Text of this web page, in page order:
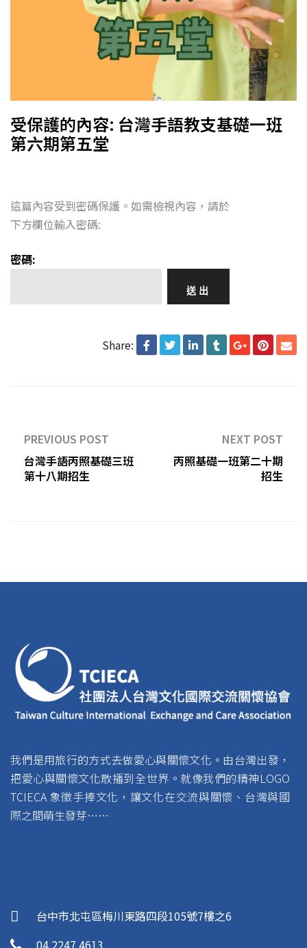
受保護的內容: 台灣手語教支基礎一班
第六期第五堂
這篇內容受到密碼保護。如需檢視內容，請於
下方欄位輸入密碼:
密碼:
Share:
PREVIOUS POST
台灣手語丙照基礎三班
第十八期招生
NEXT POST
丙照基礎一班第二十期
招生
我們是用旅行的方式去做愛心與關懷文化。由台灣出發，
把愛心與關懷文化散播到全世界。就像我們的精神LOGO
TCIECA 象徵手捧文化，讓文化在交流與關懷、台灣與國
際之間萌生發芽……
台中市北屯區梅川東路四段105號7樓之6
04 2247 4613